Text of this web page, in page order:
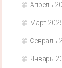
Апрель
Март
Февраль
Январь